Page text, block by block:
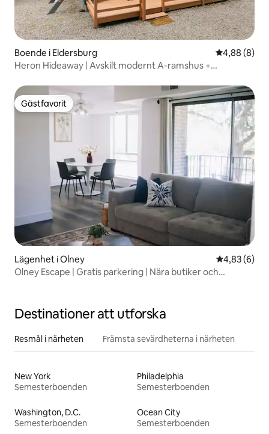
Boende i Eldersburg 4,88 av 5 i
4,88 (8)
Heron Hideaway | Avskilt modernt A-ramshus +
Gästfavorit
Gästfavorit
Lägenhet i Olney 4,83 av 5 i
4,83 (6)
Olney Escape | Gratis parkering | Nära butiker och
Destinationer att utforska
Resmål i närheten Främsta sevärdheterna i närheten
New York
Semesterboenden
Philadelphia
Semesterboenden
Washington, D.C.
Semesterboenden
Ocean City
Semesterboenden